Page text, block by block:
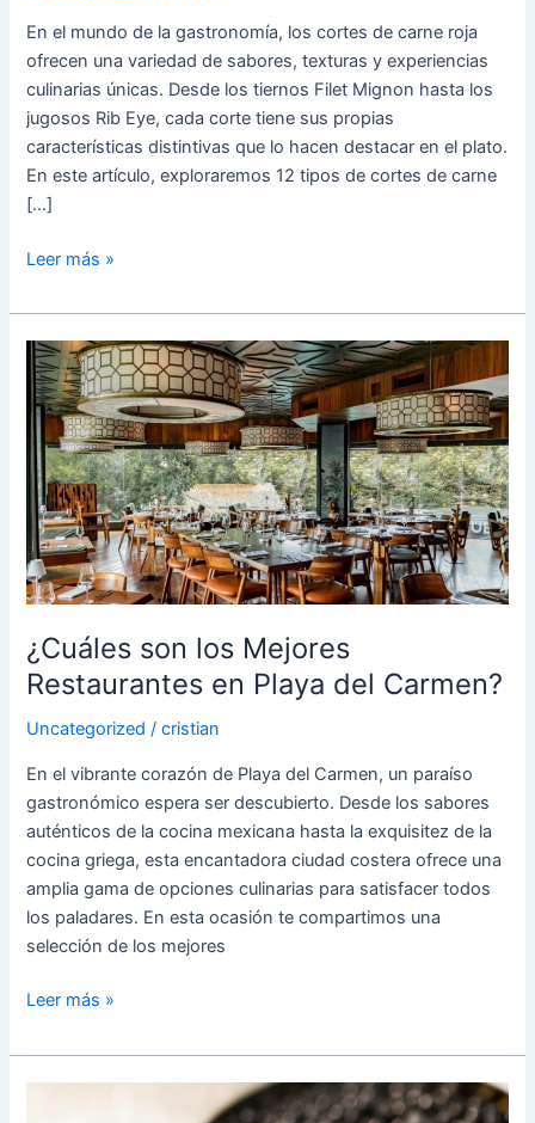
En el mundo de la gastronomía, los cortes de carne roja
ofrecen una variedad de sabores, texturas y experiencias
culinarias únicas. Desde los tiernos Filet Mignon hasta los
jugosos Rib Eye, cada corte tiene sus propias
características distintivas que lo hacen destacar en el plato.
En este artículo, exploraremos 12 tipos de cortes de carne
[…]
Leer más »
¿Cuáles son los Mejores
Restaurantes en Playa del Carmen?
Uncategorized /cristian
En el vibrante corazón de Playa del Carmen, un paraíso
gastronómico espera ser descubierto. Desde los sabores
auténticos de la cocina mexicana hasta la exquisitez de la
cocina griega, esta encantadora ciudad costera ofrece una
amplia gama de opciones culinarias para satisfacer todos
los paladares. En esta ocasión te compartimos una
selección de los mejores
¿Cuáles
son
los
Mejores
Restaurantes
en
Playa
del
Carmen?
Leer más »